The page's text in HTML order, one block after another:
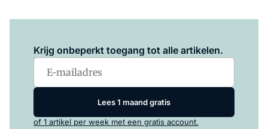
Krijg onbeperkt toegang tot alle artikelen.
Lees 1 maand gratis
of 1 artikel per week met een gratis account.